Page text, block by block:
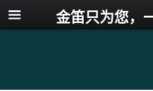
金笛只为您，